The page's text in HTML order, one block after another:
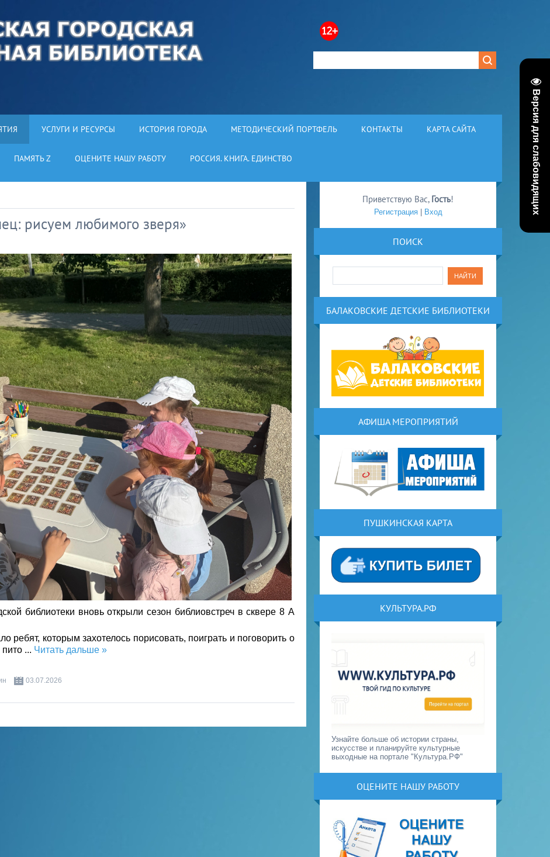
Версия для слабовидящих
УСЛУГИ И РЕСУРСЫ ИСТОРИЯ ГОРОДА МЕТОДИЧЕСКИЙ ПОРТФЕЛЬ КОНТАКТЫ КАРТА САЙТА
ПАМЯТЬ Z ОЦЕНИТЕ НАШУ РАБОТУ РОССИЯ. КНИГА. ЕДИНСТВО
рисуем любимого зверя»
библиотеки вновь открыли сезон библиовстреч в сквере 8 А
ребят, которым захотелось порисовать, поиграть и поговорить о
... Читать дальше »
03.07.2026
Приветствую Вас, Гость!
Регистрация| Вход
ПОИСК
БАЛАКОВСКИЕ ДЕТСКИЕ БИБЛИОТЕКИ
АФИША МЕРОПРИЯТИЙ
ПУШКИНСКАЯ КАРТА
КУЛЬТУРА.РФ
Узнайте больше об истории страны,
искусстве и планируйте культурные
выходные на портале "Культура.РФ"
ОЦЕНИТЕ НАШУ РАБОТУ